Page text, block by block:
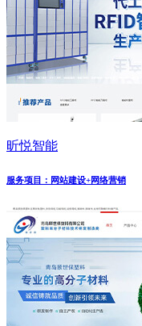
昕悦智能
服务项目：网站建设+网络营销